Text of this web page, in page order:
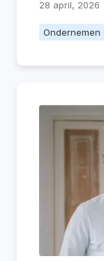
28 april, 2026
Ondernemen